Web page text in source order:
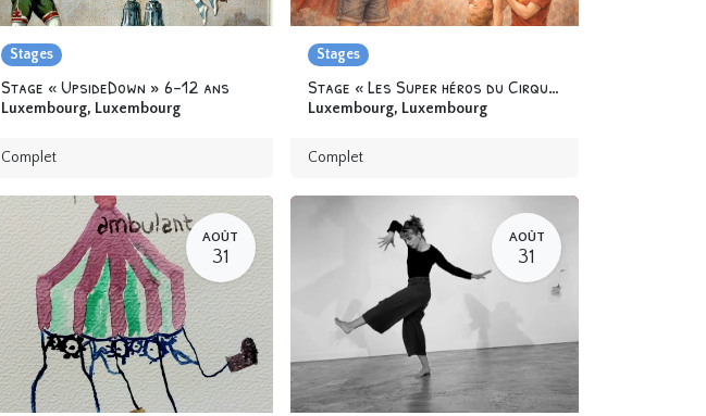
Stages
Stage « UpsideDown » 6-12 ans
Luxembourg, Luxembourg
Complet
Stages
Stage « Les Super héros du Cirque » 6-12 ans
Luxembourg, Luxembourg
Complet
AOÛT
31
AOÛT
31